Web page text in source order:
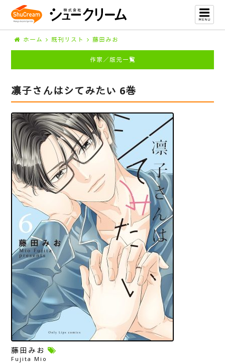
ホーム 既刊リスト 藤田みお
作家／版元一覧
凛子さんはシてみたい 6巻
藤田みお
Fujita Mio